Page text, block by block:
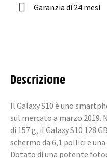
Garanzia di 24 mesi
Descrizione
Il Galaxy S10 è uno
sul mercato a marzo
di 157 g, il Galaxy S10 128
schermo da 6,1 pollici e
Dotato di una potente